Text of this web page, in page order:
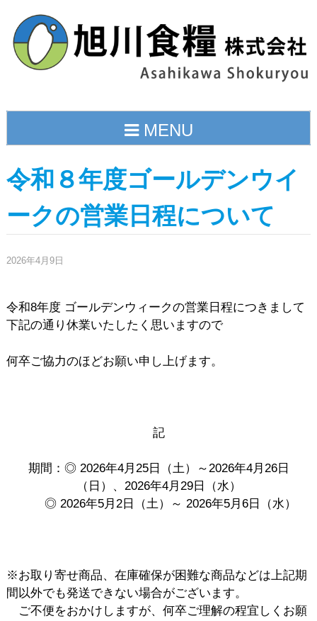
content
MENU
令和８年度ゴールデンウイ
ークの営業日程について
2026年4月9日
令和8年度 ゴールデンウィークの営業日程につきまして
下記の通り休業いたしたく思いますので
何卒ご協力のほどお願い申し上げます。
記
期間：◎ 2026年4月25日（土）～2026年4月26日
（日）、2026年4月29日（水）
◎ 2026年5月2日（土）～ 2026年5月6日（水）
※お取り寄せ商品、在庫確保が困難な商品などは上記期
間以外でも発送できない場合がございます。
ご不便をおかけしますが、何卒ご理解の程宜しくお願